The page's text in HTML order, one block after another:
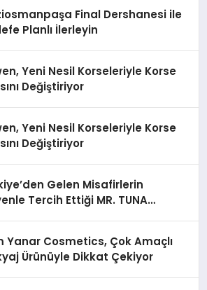
Final Dershanesi ile
Planlı İlerleyin
Yeni Nesil Korseleriyle Korse
Değiştiriyor
Yeni Nesil Korseleriyle Korse
Değiştiriyor
Gelen Misafirlerin
Tercih Ettiği MR. TUNA
Yanar Cosmetics, Çok Amaçlı
Ürünüyle Dikkat Çekiyor